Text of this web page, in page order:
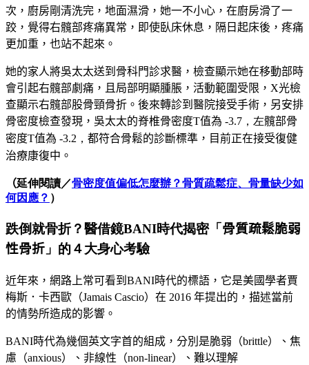
次，廚房剛清洗完，地面濕滑，她一不小心，在廚房滑了一
跤，覺得右髖部疼痛異常，即使臥床休息，隔日起床後，疼痛
更加重，也站不起來。
她的家人將吳太太送到骨科門診求醫，檢查顯示她在移動部時
會引起右髖部劇痛，且局部明顯腫脹，活動範圍受限，X光檢
查顯示右髖部股骨頸骨折。後來轉診到醫院接受手術，另安排
骨密度檢查發現，吳太太的脊椎骨密度T值為 -3.7，左髖部骨
密度T值為 -3.2， 都符合骨鬆的診斷標準，目前正在接受復健
治療康復中。
（延伸閱讀／骨密度值偏低怎麼辦？骨質疏鬆症、骨量缺少如
何因應？ ）
跌倒就骨折？醫借鏡BANI時代揭密「 骨質疏鬆脆弱
性骨折 」的４大身心考驗
近年來，網路上常可看到 BANI時代的標語，它是美國學者賈
梅斯．卡西歐（Jamais Cascio）在 2016 年提出的，描述當前
的情勢所造成的影響。
BANI時代為幾個英文字首的組成 ， 分別是脆弱 （brittle）、焦
慮（anxious）、非線性（non-linear）、難以理解